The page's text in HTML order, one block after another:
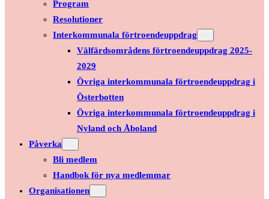
Program
Resolutioner
Interkommunala förtroendeuppdrag
Välfärdsområdens förtroendeuppdrag 2025-
2029
Övriga interkommunala förtroendeuppdrag i
Österbotten
Övriga interkommunala förtroendeuppdrag i
Nyland och Åboland
Påverka
Bli medlem
Handbok för nya medlemmar
Organisationen